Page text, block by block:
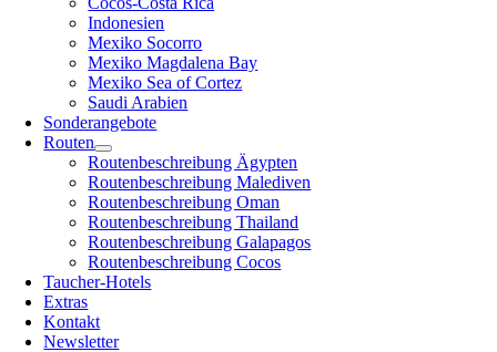
Indonesien
Mexiko Socorro
Mexiko Magdalena Bay
Mexiko Sea of Cortez
Saudi Arabien
Sonderangebote
Routen
Routenbeschreibung Ägypten
Routenbeschreibung Malediven
Routenbeschreibung Oman
Routenbeschreibung Thailand
Routenbeschreibung Galapagos
Routenbeschreibung Cocos
Taucher-Hotels
Extras
Kontakt
Newsletter